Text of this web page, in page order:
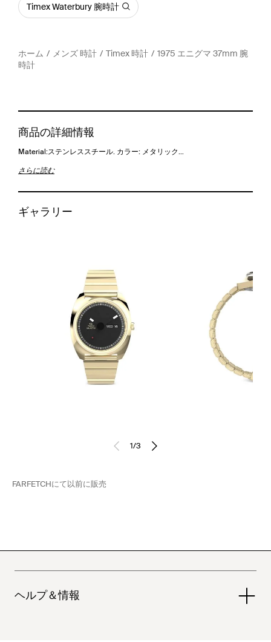
Timex Waterbury 腕時計
ホーム メンズ 時計 Timex 時計
1975 エニグマ 37mm 腕
時計
商品の詳細情報
Material:ステンレススチール. カラー: メタリック…
さらに読む
ギャラリー
1/3
FARFETCHにて以前に販売
ヘルプ＆情報